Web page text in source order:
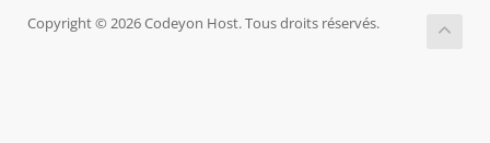
Copyright © 2026 Codeyon Host. Tous droits réservés.